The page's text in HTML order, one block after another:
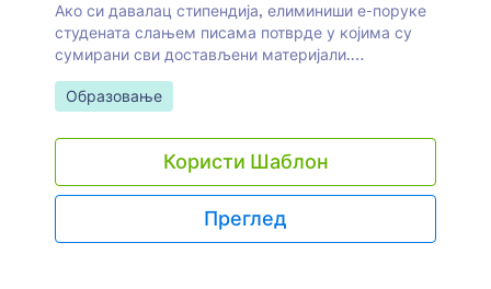
Ако си давалац стипендија, елиминиши е-поруке
студената слањем писама потврде у којима су
сумирани сви достављени материјали.
Једноставно користи Jotform PDF Уређивач да
прилагодиш овај примерак писма потврде
Иди на категорију:
Образовање
Користи Шаблон
Преглед